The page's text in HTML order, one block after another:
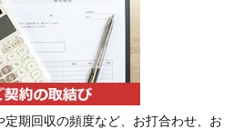
期回収の頻度など、お打合わせ、お